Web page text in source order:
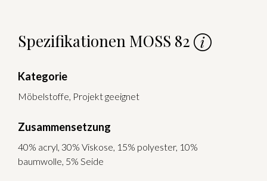
Spezifikationen MOSS 82
Kategorie
Möbelstoffe, Projekt geeignet
Zusammensetzung
40% acryl, 30% Viskose, 15% polyester, 10%
baumwolle, 5% Seide